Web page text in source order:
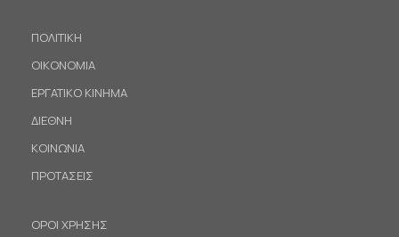
ΠΟΛΙΤΙΚΗ
ΟΙΚΟΝΟΜΙΑ
ΕΡΓΑΤΙΚΟ ΚΙΝΗΜΑ
ΔΙΕΘΝΗ
ΚΟΙΝΩΝΙΑ
ΠΡΟΤΑΣΕΙΣ
ΟΡΟΙ ΧΡΗΣΗΣ